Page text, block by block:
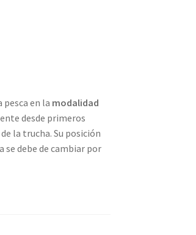
pesca en la modalidad
desde primeros
la trucha. Su posición
se debe de cambiar por